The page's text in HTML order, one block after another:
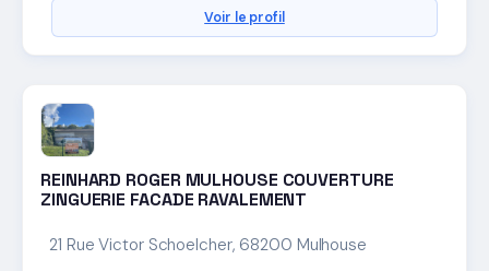
Voir le profil
REINHARD ROGER MULHOUSE COUVERTURE
ZINGUERIE FACADE RAVALEMENT
21 Rue Victor Schoelcher, 68200 Mulhouse